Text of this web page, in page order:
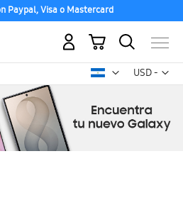
Paypal, Visa o Mastercard
USD -
dólar
Mi carrito